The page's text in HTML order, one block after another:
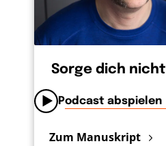
Sorge dich nicht
Podcast abspielen
Zum Manuskript